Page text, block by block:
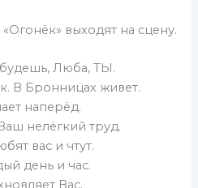
выходят на сцену.
Люба, ТЫ.
В Бронницах живет.
наперёд.
нелёгкий труд.
вас и чтут.
день и час.
Вас.